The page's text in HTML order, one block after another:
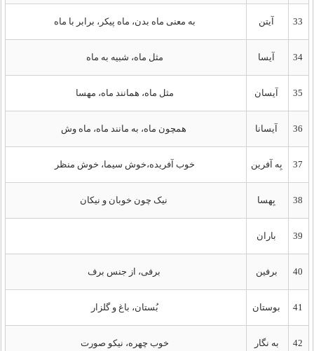
آیتن به معنی ماه بدن، ماه پیکر، برابر با ماه
34 آیسا مثل ماه، شبیه به ماه
آیسان مثل ماه، همانند ماه، مهسا
آیسانا همچون ماه، به مانند ماه، ماه وش
بِه آفرین خوب آفریده،خوش سیما، خوش منظر
بِهسا نیک چون خوبان و نیکان
باران
برفین برفی، از جنس برف
بوستان بُستان، باغ و گلزار
به نگار خوب چهره، نیکو صورت